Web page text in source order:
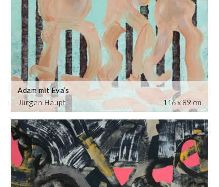
Jürgen Haupt
Adam mit Eva’s
116 x 89 cm